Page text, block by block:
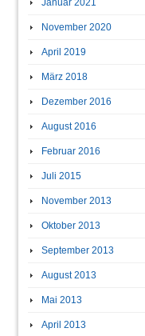
Januar 2021
November 2020
April 2019
März 2018
Dezember 2016
August 2016
Februar 2016
Juli 2015
November 2013
Oktober 2013
September 2013
August 2013
Mai 2013
April 2013